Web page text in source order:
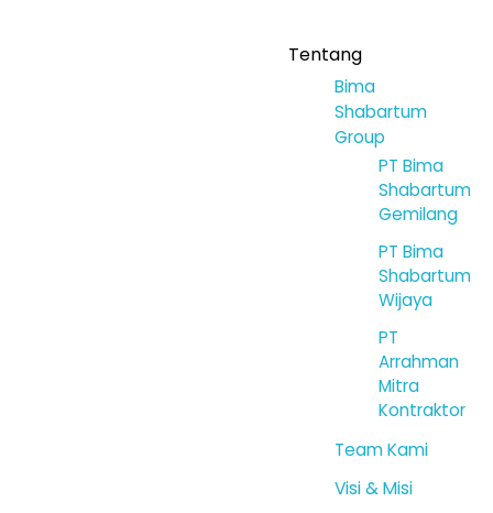
Tentang
Bima
Shabartum
Group
PT Bima
Shabartum
Gemilang
PT Bima
Shabartum
Wijaya
PT
Arrahman
Mitra
Kontraktor
Team Kami
Visi & Misi